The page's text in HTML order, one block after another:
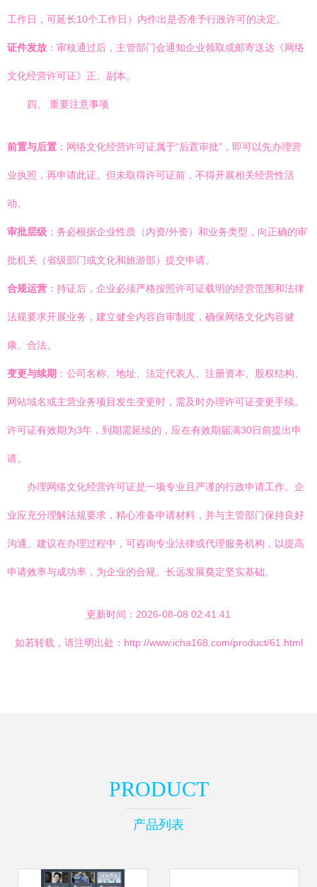
工作日，可延长10个工作日）内作出是否准予行政许可的决定。
证件发放 ：审核通过后，主管部门会通知企业领取或邮寄送达《网络
文化经营许可证》正、副本。
四、 重要注意事项
前置与后置 ：网络文化经营许可证属于“后置审批”，即可以先办理营
业执照，再申请此证。但未取得许可证前，不得开展相关经营性活
动。
审批层级 ：务必根据企业性质（内资/外资）和业务类型，向正确的审
批机关（省级部门或文化和旅游部）提交申请。
合规运营 ：持证后，企业必须严格按照许可证载明的经营范围和法律
法规要求开展业务，建立健全内容自审制度，确保网络文化内容健
康、合法。
变更与续期 ：公司名称、地址、法定代表人、注册资本、股权结构、
网站域名或主营业务项目发生变更时，需及时办理许可证变更手续。
许可证有效期为3年，到期需延续的，应在有效期届满30日前提出申
请。
办理网络文化经营许可证是一项专业且严谨的行政申请工作。企
业应充分理解法规要求，精心准备申请材料，并与主管部门保持良好
沟通。建议在办理过程中，可咨询专业法律或代理服务机构，以提高
申请效率与成功率，为企业的合规、长远发展奠定坚实基础。
更新时间：2026-08-08 02:41:41
如若转载，请注明出处：http://www.icha168.com/product/61.html
PRODUCT
产品列表